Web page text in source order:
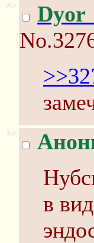
>> Dyor
>>
в